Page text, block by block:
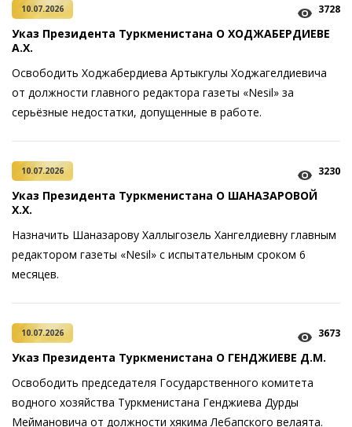
10.07.2026 3728
Указ Президента Туркменистана О ХОДЖАБЕРДИЕВЕ
А.Х.
Освободить Ходжабердиева Артыкгулы Ходжагелдиевича
от должности главного редактора газеты «Nesil» за
серьёзные недостатки, допущенные в работе.
10.07.2026 3230
Указ Президента Туркменистана О ШАНАЗАРОВОЙ
Х.Х.
Назначить Шаназарову Халлыгозель Хангелдиевну главным
редактором газеты «Nesil» с испытательным сроком 6
месяцев.
10.07.2026 3673
Указ Президента Туркменистана О ГЕНДЖИЕВЕ Д.М.
Освободить председателя Государственного комитета
водного хозяйства Туркменистана Генджиева Дурды
Меймановича от должности хякима Лебапского велаята.